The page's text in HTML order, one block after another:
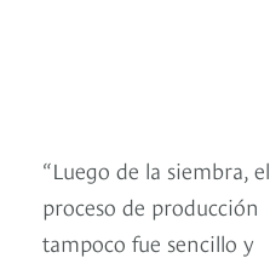
“Luego de la siembra, el
proceso de producción
tampoco fue sencillo y